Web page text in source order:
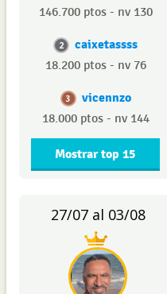
146.700 ptos - nv 130
2 caixetassss
18.200 ptos - nv 76
3 vicennzo
18.000 ptos - nv 144
Mostrar top 15
27/07 al 03/08